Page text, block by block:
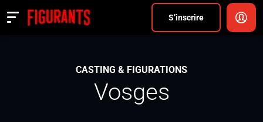
S’inscrire
Actualités
FAQ
CASTING & FIGURATIONS
Vosges